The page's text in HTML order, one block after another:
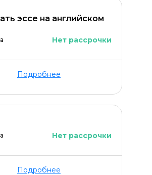
эссе на английском
Нет рассрочки
Подробнее
Нет рассрочки
Подробнее